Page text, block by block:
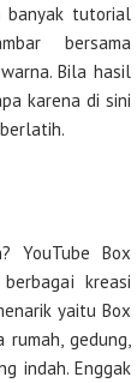
banyak tutorial
bersama
Bila hasil
karena di sini
YouTube Box
kreasi
yaitu Box
gedung,
indah. Enggak